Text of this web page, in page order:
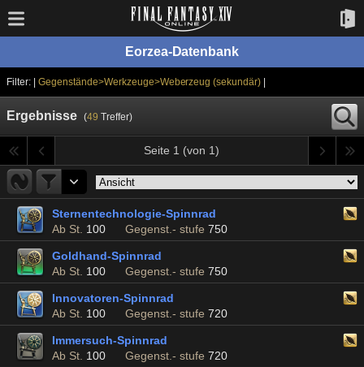
Eorzea-Datenbank
Filter: | Gegenstände>Werkzeuge>Weberzeug (sekundär)
Ergebnisse (49 Treffer)
Seite 1 (von 1)
Sternentechnologie-Spinnrad
Ab St. 100 Gegenst.- stufe 750
Goldhand-Spinnrad
Ab St. 100 Gegenst.- stufe 750
Innovatoren-Spinnrad
Ab St. 100 Gegenst.- stufe 720
Immersuch-Spinnrad
Ab St. 100 Gegenst.- stufe 720